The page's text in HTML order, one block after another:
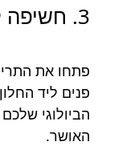
3. חשיפה לאור טבעי
פתחו את
פנים ליד
הביולוגי
האושר.